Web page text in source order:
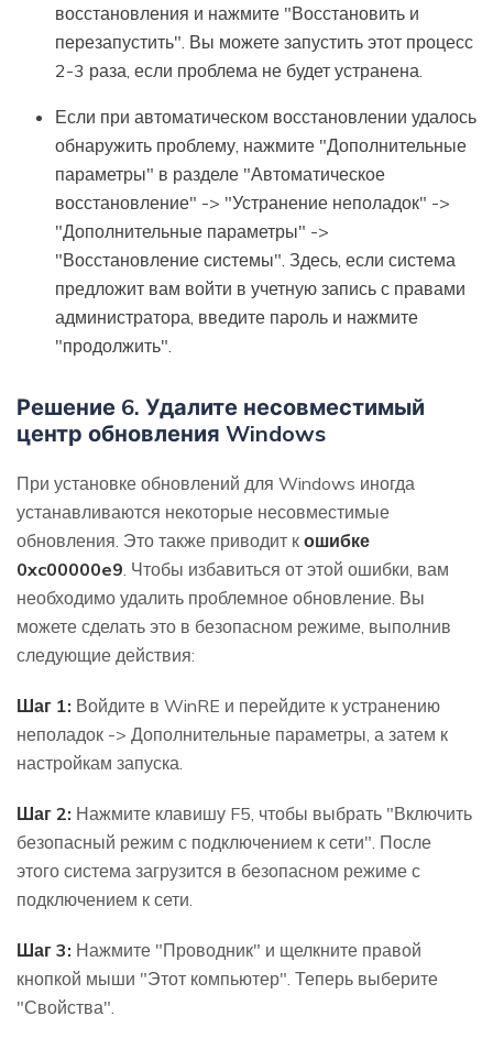
восстановления и нажмите "Восстановить и
перезапустить". Вы можете запустить этот процесс
2-3 раза, если проблема не будет устранена.
Если при автоматическом восстановлении удалось
обнаружить проблему, нажмите "Дополнительные
параметры" в разделе "Автоматическое
восстановление" -> "Устранение неполадок" ->
"Дополнительные параметры" ->
"Восстановление системы". Здесь, если система
предложит вам войти в учетную запись с правами
администратора, введите пароль и нажмите
"продолжить".
Решение 6. Удалите несовместимый
центр обновления Windows
При установке обновлений для Windows иногда
устанавливаются некоторые несовместимые
обновления. Это также приводит к ошибке
0xc00000e9. Чтобы избавиться от этой ошибки, вам
необходимо удалить проблемное обновление. Вы
можете сделать это в безопасном режиме, выполнив
следующие действия:
Шаг 1: Войдите в WinRE и перейдите к устранению
неполадок -> Дополнительные параметры, а затем к
настройкам запуска.
Шаг 2: Нажмите клавишу F5, чтобы выбрать "Включить
безопасный режим с подключением к сети". После
этого система загрузится в безопасном режиме с
подключением к сети.
Шаг 3: Нажмите "Проводник" и щелкните правой
кнопкой мыши "Этот компьютер". Теперь выберите
"Свойства".